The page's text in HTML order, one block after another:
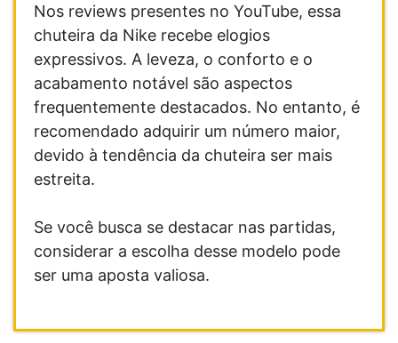
Nos reviews presentes no YouTube, essa
chuteira da Nike recebe elogios
expressivos. A leveza, o conforto e o
acabamento notável são aspectos
frequentemente destacados. No entanto, é
recomendado adquirir um número maior,
devido à tendência da chuteira ser mais
estreita.
Se você busca se destacar nas partidas,
considerar a escolha desse modelo pode
ser uma aposta valiosa.